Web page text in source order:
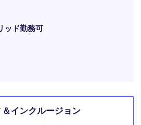
ッド勤務可
インクルージョン